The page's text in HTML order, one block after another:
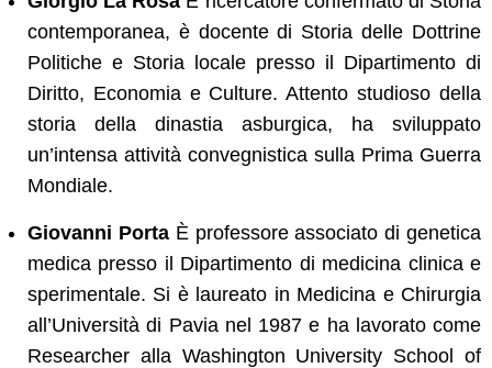
contemporanea, è docente di Storia delle Dottrine
Politiche e Storia locale presso il Dipartimento di
Diritto, Economia e Culture. Attento studioso della
storia della dinastia asburgica, ha sviluppato
un’intensa attività convegnistica sulla Prima Guerra
Mondiale.
Giovanni Porta È professore associato di genetica
medica presso il Dipartimento di medicina clinica e
sperimentale. Si è laureato in Medicina e Chirurgia
all’Università di Pavia nel 1987 e ha lavorato come
Researcher alla Washington University School of